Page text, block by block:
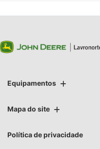
Equipamentos
Mapa do site
Política de privacidade